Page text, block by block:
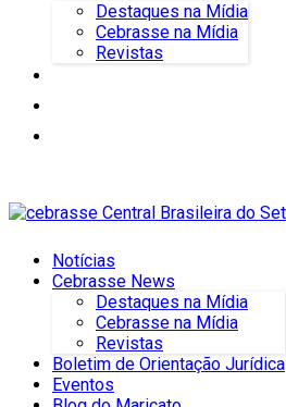
Destaques na Mídia
Cebrasse na Mídia
Revistas
Notícias
Cebrasse News
Destaques na Mídia
Cebrasse na Mídia
Revistas
Boletim de Orientação Jurídica
Eventos